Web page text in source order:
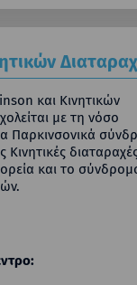
και Κινητικών
με τη νόσο
Παρκινσονικά
Κινητικές
και το